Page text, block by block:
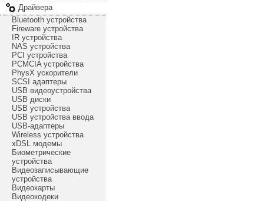
Драйвера
Bluetooth устройства
Fireware устройства
IR устройства
NAS устройства
PCI устройства
PCMCIA устройства
PhysX ускорители
SCSI адаптеры
USB видеоустройства
USB диски
USB устройства
USB устройства ввода
USB-адаптеры
Wireless устройства
xDSL модемы
Биометрические
устройства
Видеозаписывающие
устройства
Видеокарты
Видеокодеки